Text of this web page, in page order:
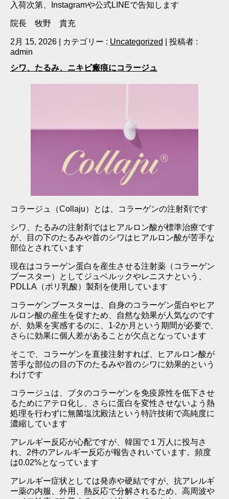
入荷次第、Instagramや公式LINEで告知します
院長 牧野 貴充
2月 15, 2026 カテゴリー : Uncategorized
投稿者 :
admin
シワ、たるみ、ニキビ瘢痕にコラージュ
コラージュ（Collaju）とは、コラーゲンの注射剤です
シワ、たるみの注射剤ではヒアルロン酸が標準治療です
が、目の下のたるみや首のシワはヒアルロン酸が苦手な
部位とされています
現在はコラーゲン蛋白を産生させる注射薬（コラーゲン
ブースター）としてジュベルックやレニスナという、
PDLLA（ポリ乳酸）製剤を使用しています
コラーゲンブースターは、自身のコラーゲン蛋白やヒア
ルロン酸の産生を促すため、自然な効果が人気なのです
が、効果を実感するのに、1-2か月という期間が必要で、
さらに効果に個人差があることが欠点となっています
そこで、コラーゲンを直接注射すれば、ヒアルロン酸が
苦手な部位の目の下のたるみや首のシワに効果的という
わけです
コラージュは、ブタのコラーゲンを免疫原性を低下させ
るためにアテロ化し、さらに蛋白を変性させないよう熱
処理を行わずに無菌塩沈殿法という特許技術で高純度に
濃縮しています
アレルギー反応が心配ですが、韓国で１万人に投与さ
れ、2件のアレルギー反応が報告されいています。頻度
は0.02%となっています
アレルギー症状としては発赤や硬結ですが、抗アレルギ
ー薬の内服、外用、熱反応で分解されるため、高周波や